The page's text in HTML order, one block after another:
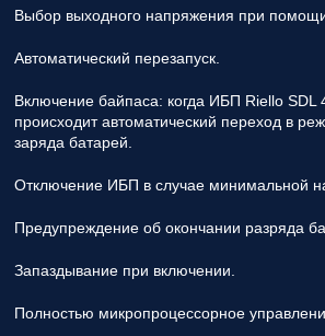
Выбор выходного напряжения при
Автоматический перезапуск.
Включение байпаса: когда ИБП Riello SDL
происходит автоматический переход в
заряда батарей.
Отключение ИБП в случае минимальной
Предупреждение об окончании разряда
Запаздывание при включении.
Полностью микропроцессорное